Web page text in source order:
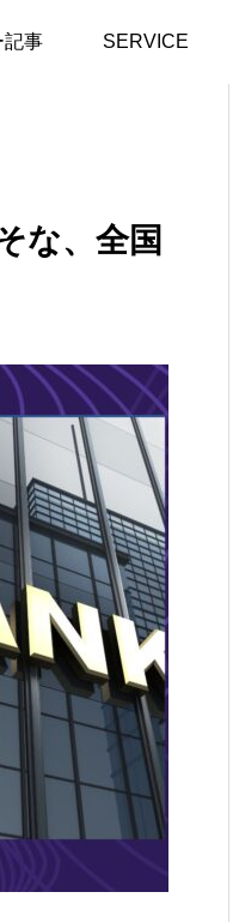
記事 SERVICE
りそな、全国で買手探
な、全国